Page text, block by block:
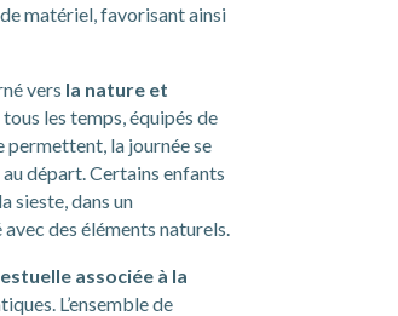
matériel, favorisant ainsi
vers la nature et
les temps, équipés de
permettent, la journée se
départ. Certains enfants
sieste, dans un
des éléments naturels.
associée à la
L’ensemble de